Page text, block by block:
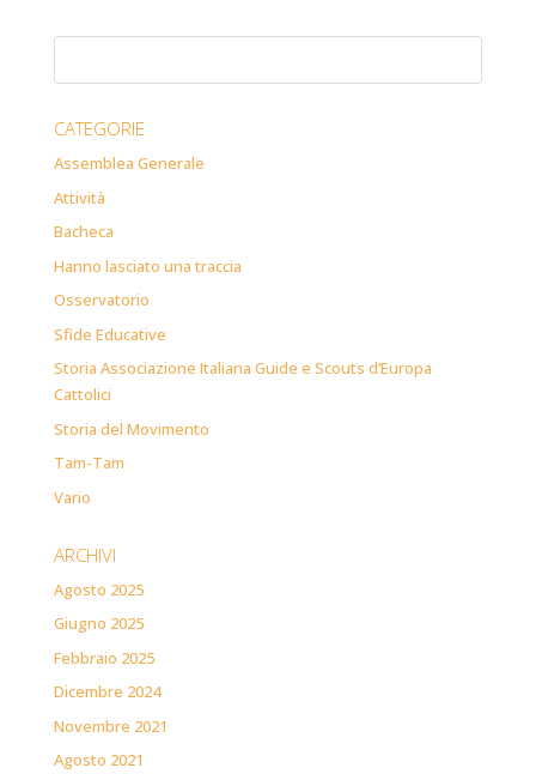
CATEGORIE
Assemblea Generale
Attività
Bacheca
Hanno lasciato una traccia
Osservatorio
Sfide Educative
Storia Associazione Italiana Guide e Scouts d’Europa
Cattolici
Storia del Movimento
Tam-Tam
Vario
ARCHIVI
Agosto 2025
Giugno 2025
Febbraio 2025
Dicembre 2024
Novembre 2021
Agosto 2021